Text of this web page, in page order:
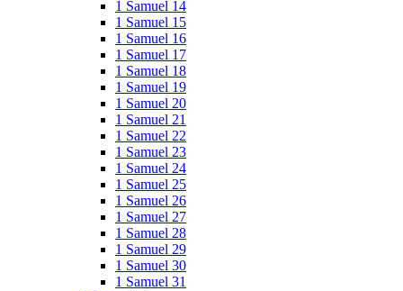
1 Samuel 14
1 Samuel 15
1 Samuel 16
1 Samuel 17
1 Samuel 18
1 Samuel 19
1 Samuel 20
1 Samuel 21
1 Samuel 22
1 Samuel 23
1 Samuel 24
1 Samuel 25
1 Samuel 26
1 Samuel 27
1 Samuel 28
1 Samuel 29
1 Samuel 30
1 Samuel 31